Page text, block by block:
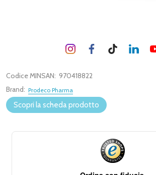
Codice MINSAN: 970418822
Brand: Prodeco Pharma
Scopri la scheda prodotto